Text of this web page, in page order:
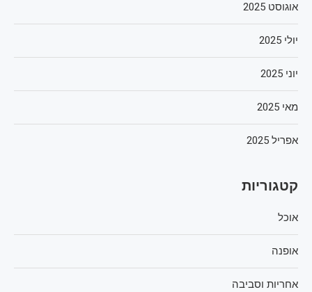
אוגוסט 2025
יולי 2025
יוני 2025
מאי 2025
אפריל 2025
קטגוריות
אוכל
אופנה
אחריות וסביבה